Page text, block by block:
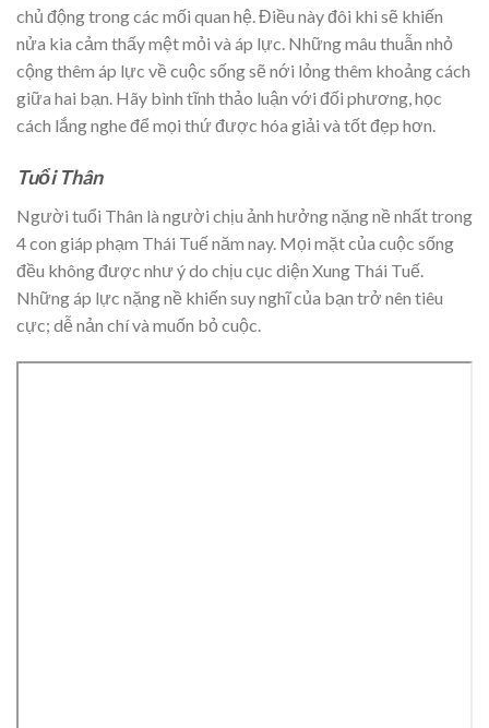
chủ động trong các mối quan hệ. Điều này đôi khi sẽ khiến
nửa kia cảm thấy mệt mỏi và áp lực. Những mâu thuẫn nhỏ
cộng thêm áp lực về cuộc sống sẽ nới lỏng thêm khoảng cách
giữa hai bạn. Hãy bình tĩnh thảo luận với đối phương, học
cách lắng nghe để mọi thứ được hóa giải và tốt đẹp hơn.
Tuổi Thân
Người tuổi Thân là người chịu ảnh hưởng nặng nề nhất trong
4 con giáp phạm Thái Tuế năm nay. Mọi mặt của cuộc sống
đều không được như ý do chịu cục diện Xung Thái Tuế.
Những áp lực nặng nề khiến suy nghĩ của bạn trở nên tiêu
cực; dễ nản chí và muốn bỏ cuộc.